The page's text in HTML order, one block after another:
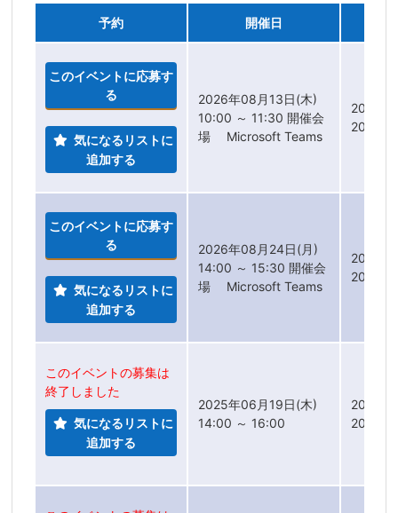
予約 開催日
このイベントに応募す
る
気になるリストに
追加する
2026年08月13日(木)
10:00 ～ 11:30 開催会
場 Microsoft Teams
2026年
2026年
このイベントに応募す
る
気になるリストに
追加する
2026年08月24日(月)
14:00 ～ 15:30 開催会
場 Microsoft Teams
2026年
2026年
このイベントの募集は
終了しました
気になるリストに
追加する
2025年06月19日(木)
14:00 ～ 16:00
2025年
2025年